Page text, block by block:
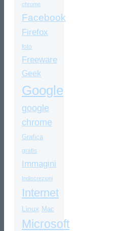
chrome
Facebook
Firefox
foto
Freeware
Geek
Google
google
chrome
Grafica
gratis
Immagini
Indiscrezioni
Internet
Linux Mac
Microsoft